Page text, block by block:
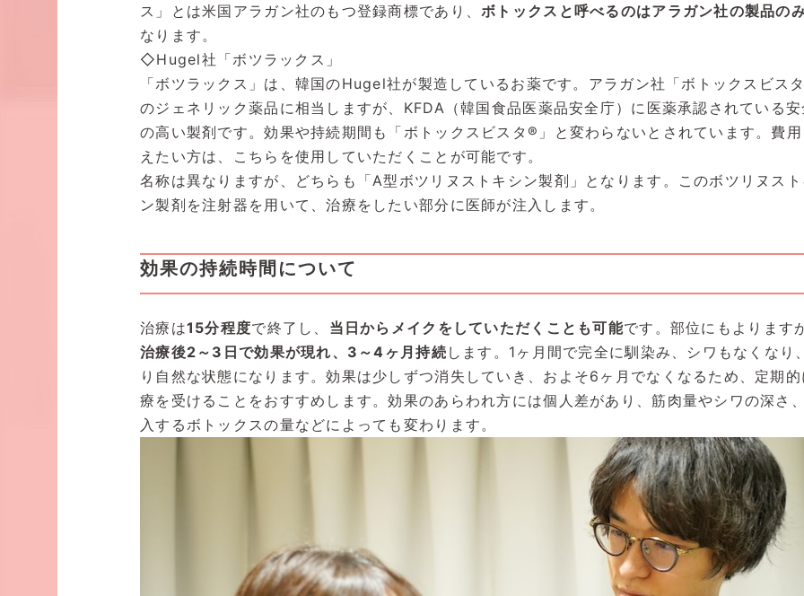
ス」とは米国アラガン社のもつ登録商標であり、ボトックスと呼べるのはアラガン社の製品の
なります。
◇Hugel社「ボツラックス」
「ボツラックス」は、韓国のHugel社が製造しているお薬です。アラガン社「ボトックスビスタ
のジェネリック薬品に相当しますが、KFDA（韓国食品医薬品安全庁）に医薬承認されている安
の高い製剤です。効果や持続期間も「ボトックスビスタ®」と変わらないとされています。費用
えたい方は、こちらを使用していただくことが可能です。
名称は異なりますが、どちらも「A型ボツリヌストキシン製剤」となります。このボツリヌスト
ン製剤を注射器を用いて、治療をしたい部分に医師が注入します。
効果の持続時間について
治療は15分程度で終了し、 当日からメイクをしていただくことも可能です。部位にもよります
治療後2～3日で効果が現れ、3～4ヶ月持続 します。1ヶ月間で完全に馴染み、シワもなくなり
り自然な状態になります。効果は少しずつ消失していき、およそ6ヶ月でなくなるため、定期的
療を受けることをおすすめします。効果のあらわれ方には個人差があり、筋肉量やシワの深さ
入するボトックスの量などによっても変わります。